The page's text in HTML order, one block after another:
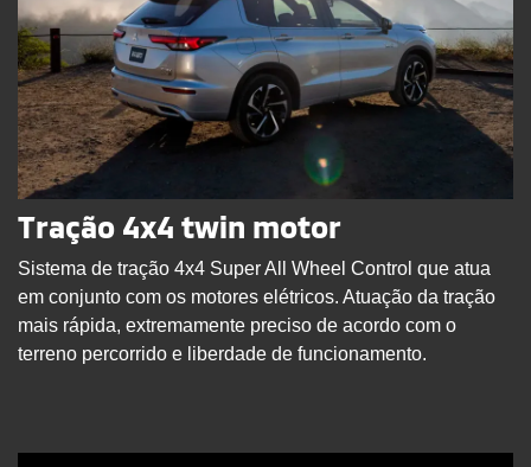
Tração 4x4 twin motor
Sistema de tração 4x4 Super All Wheel Control que atua
em conjunto com os motores elétricos. Atuação da tração
mais rápida, extremamente preciso de acordo com o
terreno percorrido e liberdade de funcionamento.